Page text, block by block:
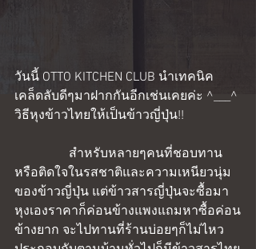
วันนี้ OTTO KITCHEN CLUB นำเทคนิค
เคล็ดลับดีๆมาฝากกันอีกเช่นเคยค่ะ ^___^
วิธีหุงข้าวไทยให้เป็นข้าวญี่ปุ่น!!
หรือติดใจในรสชาติและความเหนียวนุ่ม
ของข้าวญี่ปุ่น แต่ข้าวสารญี่ปุ่นจะซื้อมา
หุงเองราคาก็ค่อนข้างแพงแถมหาซื้อค่อน
ข้างยาก จะไปทานที่ร้านบ่อยๆก็ไม่ไหว